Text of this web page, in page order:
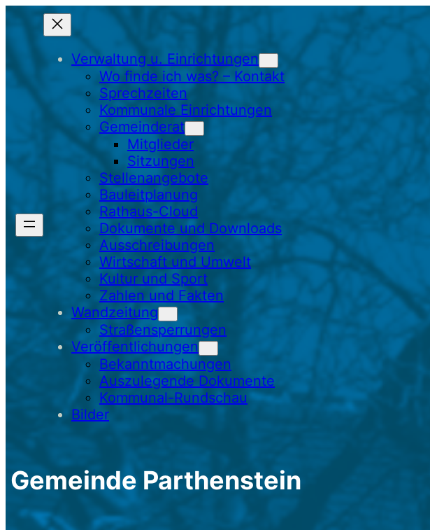
Zum
Inhalt
Verwaltung u. Einrichtungen
Wo finde ich was? – Kontakt
Sprechzeiten
Kommunale Einrichtungen
Gemeinderat
Mitglieder
Sitzungen
Stellenangebote
Bauleitplanung
Rathaus-Cloud
Dokumente und Downloads
Ausschreibungen
Wirtschaft und Umwelt
Kultur und Sport
Zahlen und Fakten
Wandzeitung
Straßensperrungen
Veröffentlichungen
Bekanntmachungen
Auszulegende Dokumente
Kommunal-Rundschau
Bilder
Gemeinde Parthenstein